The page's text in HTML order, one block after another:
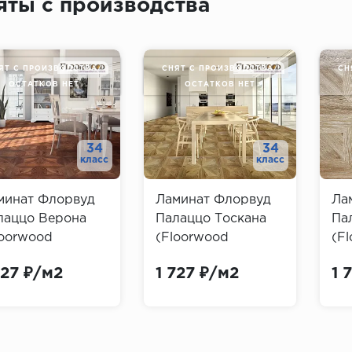
с производства
34
класс
С ПРОИЗВОДСТВА/
ОСТАТКОВ НЕТ
Флорвуд
Верона
₽/м2
34
класс
СНЯТ С ПРОИЗВОДСТВА/
ОСТАТКОВ НЕТ
Ламинат Флорвуд
Палаццо Тоскана
(Floorwood
1 727 ₽/м2 1